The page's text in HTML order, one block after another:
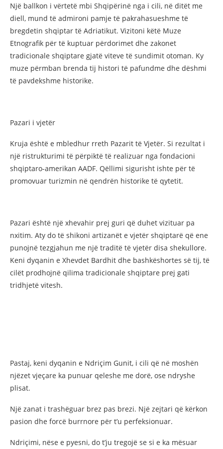
Një ballkon i vërtetë mbi Shqipërinë nga i cili, në ditët me
diell, mund të admironi pamje të pakrahasueshme të
bregdetin shqiptar të Adriatikut. Vizitoni këtë Muze
Etnografik për të kuptuar përdorimet dhe zakonet
tradicionale shqiptare gjatë viteve të sundimit otoman. Ky
muze përmban brenda tij histori të pafundme dhe dëshmi
të pavdekshme historike.
Pazari i vjetër
Kruja është e mbledhur rreth Pazarit të Vjetër. Si rezultat i
një ristrukturimi të përpiktë të realizuar nga fondacioni
shqiptaro-amerikan AADF. Qëllimi sigurisht ishte për të
promovuar turizmin në qendrën historike të qytetit.
Pazari është një xhevahir prej guri që duhet vizituar pa
nxitim. Aty do të shikoni artizanët e vjetër shqiptarë që ene
punojnë tezgjahun me një traditë të vjetër disa shekullore.
Keni dyqanin e Xhevdet Bardhit dhe bashkëshortes së tij, të
cilët prodhojnë qilima tradicionale shqiptare prej gati
tridhjetë vitesh.
Pastaj, keni dyqanin e Ndriçim Gunit, i cili që në moshën
njëzet vjeçare ka punuar qeleshe me dorë, ose ndryshe
plisat.
Një zanat i trashëguar brez pas brezi. Një zejtari që kërkon
pasion dhe forcë burrnore për t’u perfeksionuar.
Ndriçimi, nëse e pyesni, do t’ju tregojë se si e ka mësuar